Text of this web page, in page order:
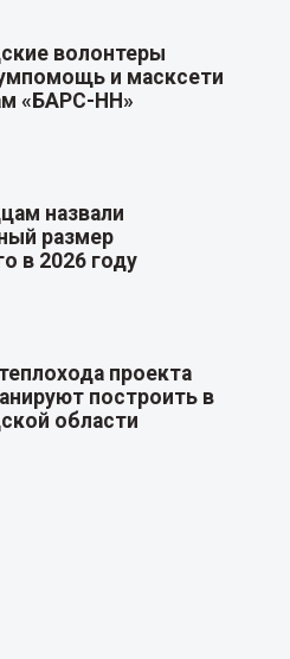
волонтеры
и масксети
«БАРС-НН»
назвали
размер
в 2026 году
проекта
построить в
области